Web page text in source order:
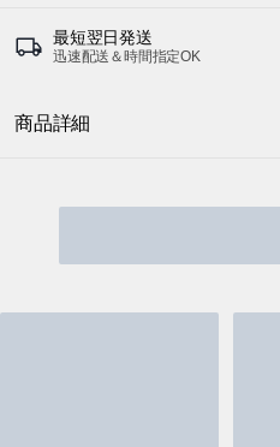
最短翌日発送
迅速配送＆時間指定OK
商品詳細